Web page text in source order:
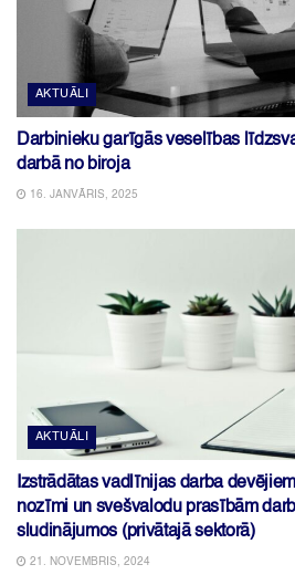
AKTUĀLI
Darbinieku garīgās veselības
darbā no biroja
16. JANVĀRIS, 2025
AKTUĀLI
Izstrādātas vadlīnijas darba
nozīmi un svešvalodu prasībām
sludinājumos (privātajā sektorā)
21. NOVEMBRIS, 2024